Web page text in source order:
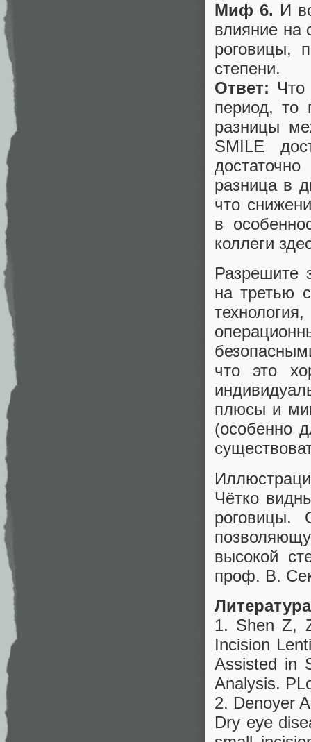
Миф 6. И
влияние на
роговицы,
степени.
Ответ: Что
период, то
разницы
SMILE
разница в
что
в
коллеги
Разрешите
на третью
что это
плюсы и
(особенно
Чётко
роговицы.
высокой
проф. В.
Литература
1. Shen Z,
Incision
Assisted in
Analysis.
2. Denoyer
Dry eye